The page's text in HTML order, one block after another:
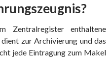
Zentralregister enthaltene
zur Archivierung und das
jede Eintragung zum Makel